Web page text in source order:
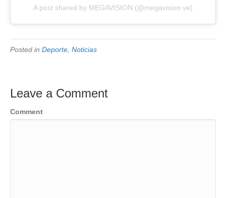
A post shared by MEGAVISION (@megavision.ve)
Posted in Deporte Noticias
Leave a Comment
Comment